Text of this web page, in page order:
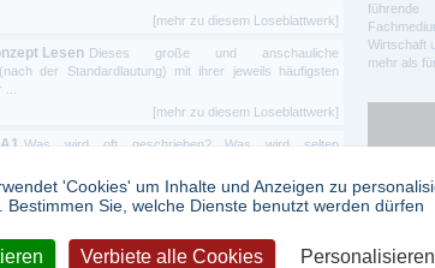
[mehr zu diesem Loseblattwerk]
Lesen Dieses große und anschauliche
der Standardlautung) mit ihrer jeweils häufigsten
...
[mehr zu diesem Loseblattwerk]
Was wird oft geschrieben? Was wird selten
Auflage 2023 Dieses große und anschauliche
[mehr zu diesem Loseblattwerk]
führende
Wirtschaft
mehr als
Google
'Cookies' um Inhalte und Anzeigen zu
Bestimmen Sie, welche Dienste benutzt werden dürfen
Verbiete alle Cookies Personalisieren